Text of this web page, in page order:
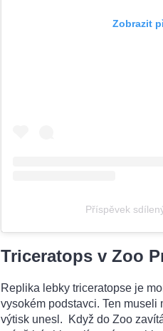
Zobrazit
Příspěvek
Triceratops v Zoo
Replika lebky triceratopse je
vysokém podstavci. Ten
výtisk unesl. Když do Zoo